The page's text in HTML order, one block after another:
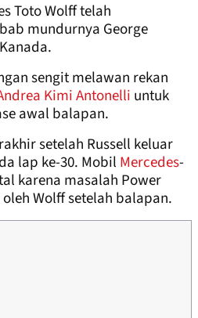
Toto Wolff telah
mundurnya George
sengit melawan rekan
Kimi Antonelli untuk
awal balapan.
setelah Russell keluar
lap ke-30. Mobil Mercedes-
karena masalah Power
Wolff setelah balapan.